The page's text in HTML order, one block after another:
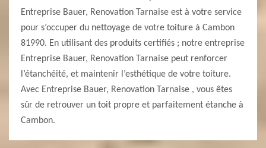
Entreprise Bauer, Renovation Tarnaise est à votre service
pour s’occuper du nettoyage de votre toiture à Cambon
81990. En utilisant des produits certifiés ; notre entreprise
Entreprise Bauer, Renovation Tarnaise peut renforcer
l’étanchéité, et maintenir l’esthétique de votre toiture.
Avec Entreprise Bauer, Renovation Tarnaise , vous êtes
sûr de retrouver un toit propre et parfaitement étanche à
Cambon.